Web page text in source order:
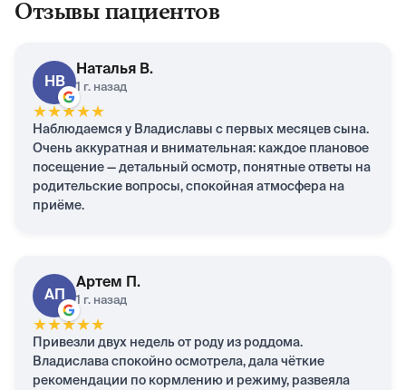
Отзывы пациентов
НВ
Наталья В.
1 г. назад
★★★★★
Наблюдаемся у Владиславы с первых месяцев сына.
Очень аккуратная и внимательная: каждое плановое
посещение — детальный осмотр, понятные ответы на
родительские вопросы, спокойная атмосфера на
приёме.
АП
Артем П.
1 г. назад
★★★★★
Привезли двух недель от роду из роддома.
Владислава спокойно осмотрела, дала чёткие
рекомендации по кормлению и режиму, развеяла